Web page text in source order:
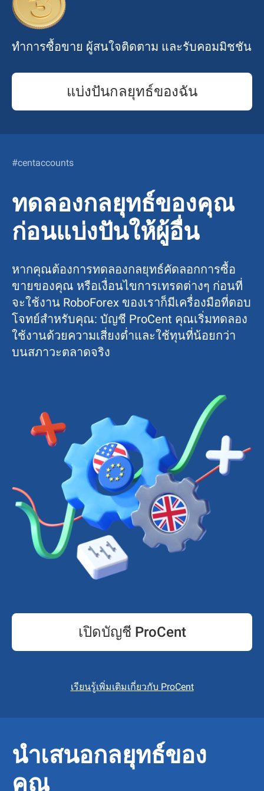
ทำการซื้อขาย ผู้สนใจติดตาม และรับคอมมิชชัน
แบ่งปันกลยุทธ์ของฉัน
#centaccounts
ทดลองกลยุทธ์ของคุณ
ก่อนแบ่งปันให้ผู้อื่น
หากคุณต้องการทดลองกลยุทธ์คัดลอกการซื้อ
ขายของคุณ หรือเงื่อนไขการเทรดต่างๆ ก่อนที่
จะใช้งาน RoboForex ของเราก็มีเครื่องมือที่ตอบ
โจทย์สำหรับคุณ: บัญชี ProCent คุณเริ่มทดลอง
ใช้งานด้วยความเสี่ยงต่ำและใช้ทุนที่น้อยกว่า
บนสภาวะตลาดจริง
เรียนรู้เพิ่มเติมเกี่ยวกับ ProCent
เปิดบัญชี ProCent
นำเสนอกลยุทธ์ของ
คุณ